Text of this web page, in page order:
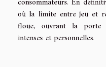
où la limite entre jeu et
floue, ouvrant la porte
intenses et personnelles.